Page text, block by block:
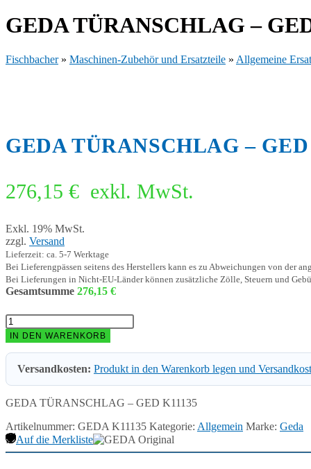
K11135
Menge
GEDA TÜRANSCHLAG –
Fischbacher» Maschinen-Zubehör und Ersatzteile » Allgemeine
GEDA TÜRANSCHLAG – GED
276,15 € exkl. MwSt.
Exkl. 19% MwSt.
zzgl. Versand
Lieferzeit: ca. 5-7 Werktage
Bei Lieferengpässen seitens des Herstellers kann es zu Abweichungen von der
Bei Lieferungen in Nicht-EU-Länder können zusätzliche Zölle, Steuern und
Gesamtsumme 276,15 €
GEDA
TÜRANSCHLAG
-
GED
K11135
Menge
IN DEN WARENKORB
Versandkosten: Produkt in den Warenkorb legen und
GEDA TÜRANSCHLAG – GED K11135
Artikelnummer: GEDA K11135 Kategorie: Allgemein Marke: Geda
Auf die Merkliste